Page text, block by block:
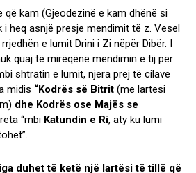
që kam (Gjeodezinë e kam dhënë si
i heq asnjë presje mendimit të z. Vesel
e lumit Drini i Zi nëpër Dibër. I
quaj të mirëqënë mendimin e tij për
shtratin e lumit, njera prej të cilave
midis “Kodrës së Bitrit (me lartesi
dhe Kodrës ose Majës se
“mbi Katundin e Ri, aty ku lumi
duhet të ketë një lartësi të tillë që